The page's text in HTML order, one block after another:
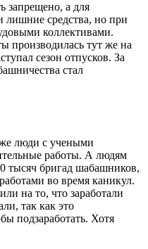
запрещено, а для
лишние средства, но при
коллективами.
производилась тут же на
сезон отпусков. За
стал
люди с учеными
работы. А людям
тысяч бригад шабашников,
во время каникул.
на то, что заработали
так как это
подзаработать. Хотя